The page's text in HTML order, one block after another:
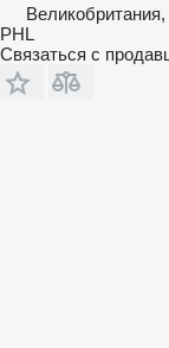
PHL
Связаться с